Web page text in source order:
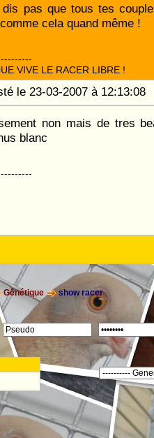
dis pas que tous tes
cela quand même !
VIVE LE RACER LIBRE !
le 23-03-2007 à
non mais de tres
blanc
Génétique show racer